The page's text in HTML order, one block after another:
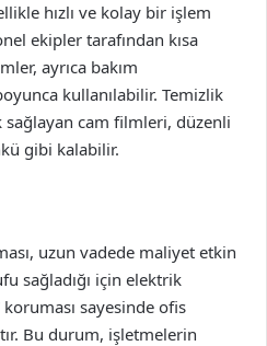
hızlı ve kolay bir işlem
ekipler tarafından kısa
ayrıca bakım
kullanılabilir. Temizlik
sağlayan cam filmleri, düzenli
gibi kalabilir.
uzun vadede maliyet etkin
sağladığı için elektrik
sayesinde ofis
Bu durum, işletmelerin